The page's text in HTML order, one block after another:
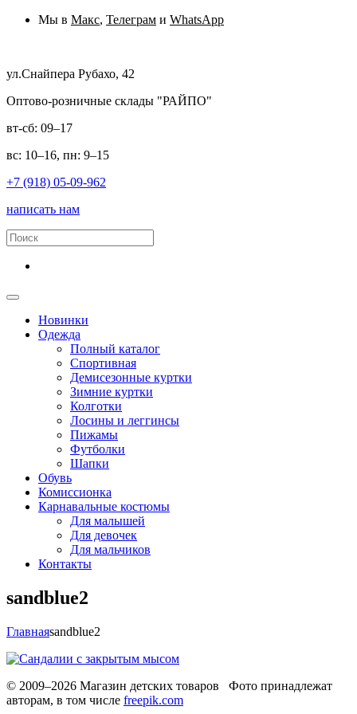
Мы в Макс, Телеграм и WhatsApp
ул.Снайпера Рубахо, 42
Оптово-розничные склады "РАЙПО"
вт-сб: 09–17
вс: 10–16, пн: 9–15
+7 (918) 05-09-962
написать нам
Новинки
Одежда
Полный каталог
Спортивная
Демисезонные куртки
Зимние куртки
Колготки
Лосины и леггинсы
Пижамы
Футболки
Шапки
Обувь
Комиссионка
Карнавальные костюмы
Для малышей
Для девочек
Для мальчиков
Контакты
sandblue2
Главнаяsandblue2
© 2009–2026 Магазин детских товаров Фото принадлежат
авторам, в том числе freepik.com